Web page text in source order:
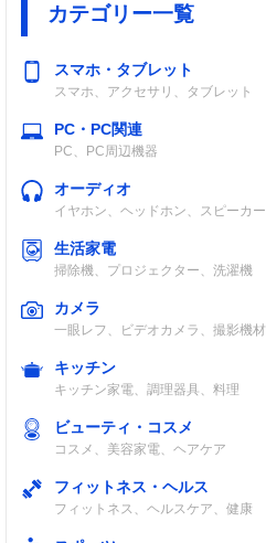
チメント
カテゴリー一覧
スマホ・タブレット
スマホ、アクセサリ、タブレット
PC・PC関連
PC、PC周辺機器
オーディオ
イヤホン、ヘッドホン、スピーカー
生活家電
掃除機、プロジェクター、洗濯機
カメラ
一眼レフ、ビデオカメラ、撮影機材
キッチン
キッチン家電、調理器具、料理
ビューティ・コスメ
コスメ、美容家電、ヘアケア
フィットネス・ヘルス
フィットネス、ヘルスケア、健康